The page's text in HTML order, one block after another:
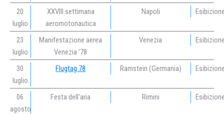
20
luglio
XXVIII settimana
aeromotonautica
Napoli
23
luglio
Manifestazione aerea
Venezia ’78
Venezia
30
luglio
Flugtag 78 Ramstein (Germania)
06
agosto
Festa dell’aria Rimini